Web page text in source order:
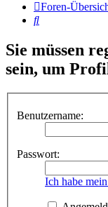
Foren-
Suche
Sie müssen
sein, um
Benutzername:
Passwort:
Ich habe